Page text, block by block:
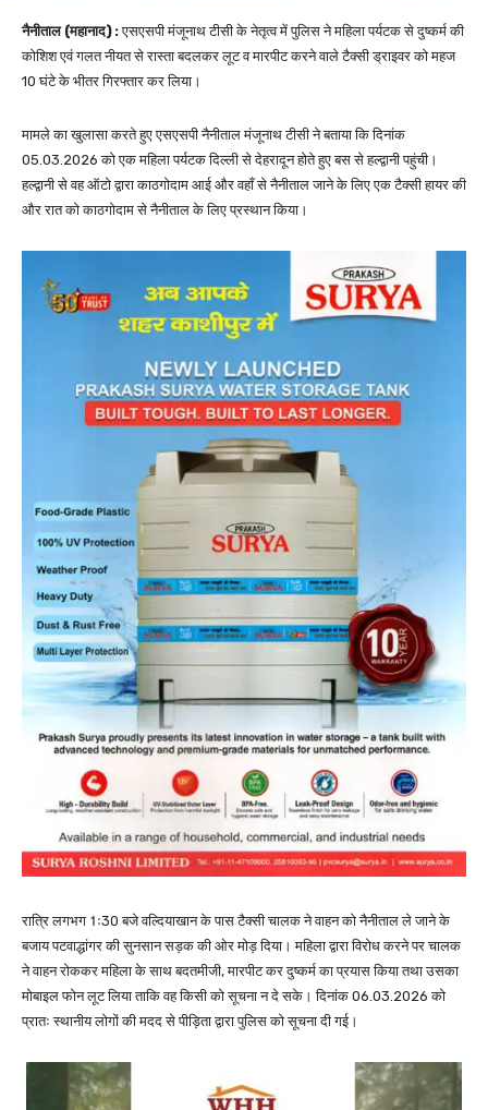
नैनीताल (महानाद) :एसएसपी मंजूनाथ टीसी के नेतृत्व में पुलिस ने महिला पर्यटक से दुष्कर्म की
कोशिश एवं गलत नीयत से रास्ता बदलकर लूट व मारपीट करने वाले टैक्सी ड्राइवर को महज
10 घंटे के भीतर गिरफ्तार कर लिया।
मामले का खुलासा करते हुए एसएसपी नैनीताल मंजूनाथ टीसी ने बताया कि दिनांक
05.03.2026 को एक महिला पर्यटक दिल्ली से देहरादून होते हुए बस से हल्द्वानी पहुंची।
हल्द्वानी से वह ऑटो द्वारा काठगोदाम आई और वहाँ से नैनीताल जाने के लिए एक टैक्सी हायर की
और रात को काठगोदाम से नैनीताल के लिए प्रस्थान किया।
रात्रि लगभग 1ः30 बजे वल्दियाखान के पास टैक्सी चालक ने वाहन को नैनीताल ले जाने के
बजाय पटवाद्धांगर की सुनसान सड़क की ओर मोड़ दिया। महिला द्वारा विरोध करने पर चालक
ने वाहन रोककर महिला के साथ बदतमीजी, मारपीट कर दुष्कर्म का प्रयास किया तथा उसका
मोबाइल फोन लूट लिया ताकि वह किसी को सूचना न दे सके। दिनांक 06.03.2026 को
प्रातः स्थानीय लोगों की मदद से पीड़िता द्वारा पुलिस को सूचना दी गई।